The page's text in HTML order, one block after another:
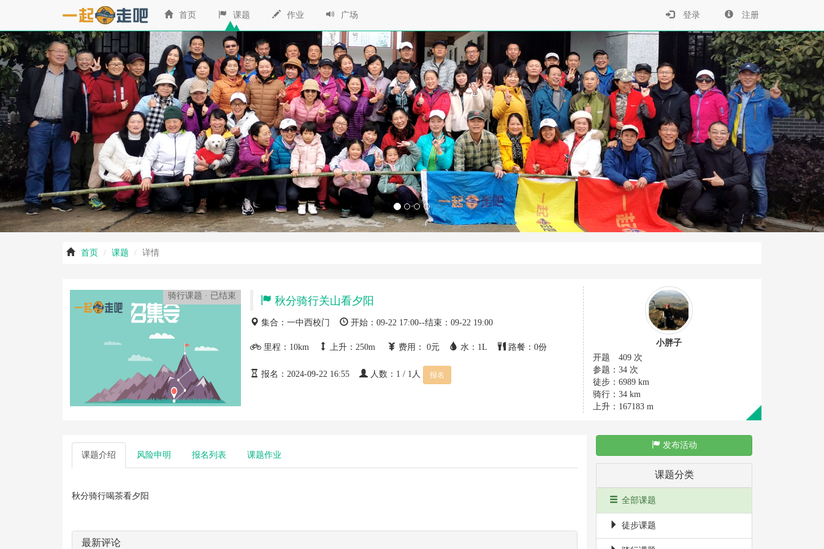
首页 课题 作业 广场 登录 注册
首页 课题 详情
骑行课题 · 已结束 秋分骑行关山看夕阳
集合： 一中西校门 开始： 09-22 17:00--结束： 09-22 19:00
里程： 10km 上升： 250m 费用： 0元 水： 1L 路餐： 0份
报名： 2024-09-22 16:55 人数： 1 / 1人 报名
小胖子
开题
409 次
参题： 34 次
徒步： 6989 km
骑行： 34 km
上升： 167183 m
课题介绍 风险申明 报名列表 课题作业
秋分骑行喝茶看夕阳
最新评论
发布活动
课题分类
全部课题
徒步课题